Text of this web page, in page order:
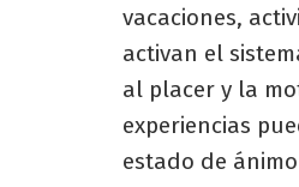
vacaciones,
activan el
al placer y la
experiencias
estado de